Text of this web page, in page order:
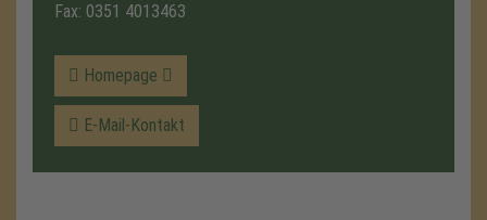
Fax: 0351 4013463
Homepage
E-Mail-Kontakt